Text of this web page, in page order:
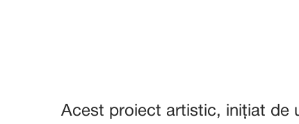
Acest proiect artistic, inițiat de